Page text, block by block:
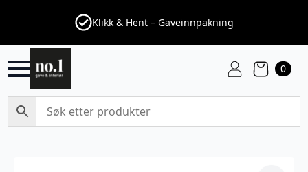
Klikk & Hent – Gaveinnpakning
0